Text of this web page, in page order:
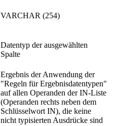
VARCHAR (254)
Datentyp der ausgewählten
Spalte
Ergebnis der Anwendung der
"Regeln für Ergebnisdatentypen"
auf allen Operanden der IN-Liste
(Operanden rechts neben dem
Schlüsselwort IN), die keine
nicht typisierten Ausdrücke sind